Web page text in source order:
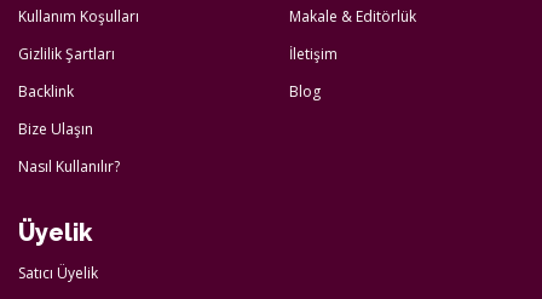
Kullanım Koşulları
Gizlilik Şartları
Backlink
Bize Ulaşın
Nasıl Kullanılır?
Makale & Editörlük
İletişim
Blog
Üyelik
Satıcı Üyelik